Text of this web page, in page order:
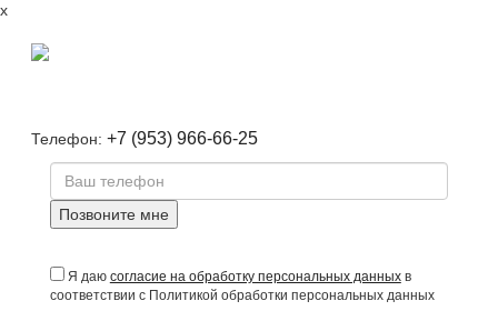
x
Телефон: +7 (953) 966-66-25
Позвоните мне
Я даю согласие на обработку персональных данныхв
соответствии с Политикой обработки персональных данных